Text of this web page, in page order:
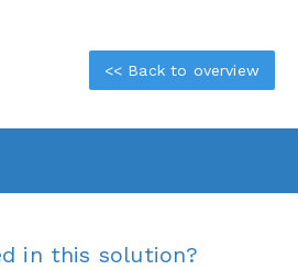
<< Back to overview
in this solution?